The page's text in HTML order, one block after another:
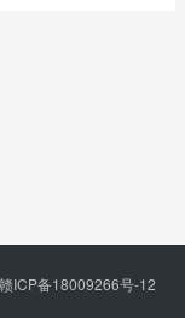
赣ICP备18009266号-12